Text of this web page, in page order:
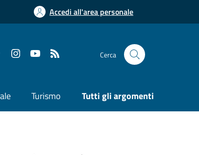
Accedi all'area personale
Cerca
Turismo Tutti gli argomenti